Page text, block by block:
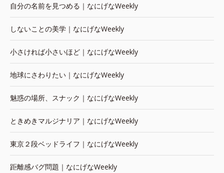
自分の名前を見つめる｜なにげなWeekly
しないことの美学｜なにげなWeekly
小さければ小さいほど｜なにげなWeekly
地球にさわりたい｜なにげなWeekly
魅惑の場所、スナック｜なにげなWeekly
ときめきマルジナリア｜なにげなWeekly
東京２段ベッドライフ｜なにげなWeekly
距離感バグ問題｜なにげなWeekly